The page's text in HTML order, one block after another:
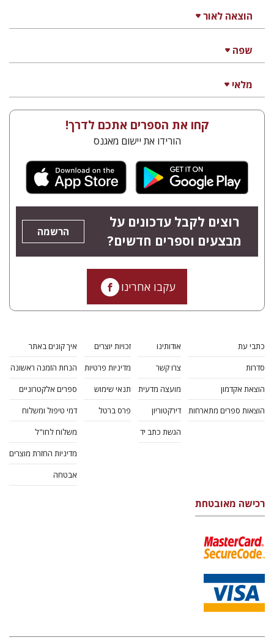
הוצאה לאור
שפה
מלאי
קחו את הספרים אתכם לדרך!
הורידו את יישום מאגנס
רוצים לקבל עדכונים על
מבצעים וספרים חדשים?
הרשמה
עקבו אחרינו
כתבי עת
סדרות
הוצאת אקדמון
הוצאות ספרים מתארחות
אודותינו
צרו קשר
מועצה מדעית
דירקטוריון
הגשת כתב יד
זכויות יוצרים
מדיניות פרטיות
תנאי שימוש
פרס ברטל
איך קונים באתר
הנחת הזמנה ראשונה
ספרים אלקטרוניים
דמי טיפול ומשלוח
משלוח לחו"ל
מדיניות החזרת מוצרים
אבטחה
רכישה מאובטחת